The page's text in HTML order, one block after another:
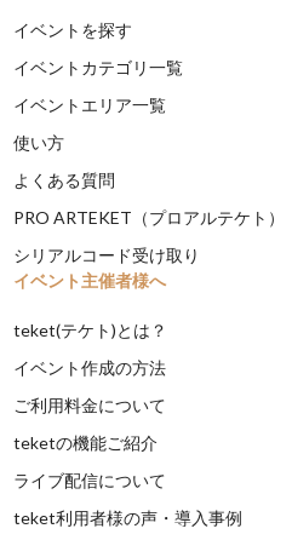
イベントを探す
イベントカテゴリ一覧
イベントエリア一覧
使い方
よくある質問
PRO ARTEKET（プロアルテケト）
シリアルコード受け取り
イベント主催者様へ
teket(テケト)とは？
イベント作成の方法
ご利用料金について
teketの機能ご紹介
ライブ配信について
teket利用者様の声・導入事例